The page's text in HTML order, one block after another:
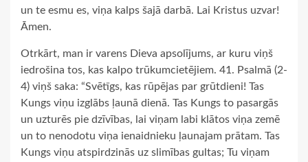
un te esmu es, viņa kalps šajā darbā. Lai Kristus uzvar!
Āmen.
Otrkārt, man ir varens Dieva apsolījums, ar kuru viņš
iedrošina tos, kas kalpo trūkumcietējiem. 41. Psalmā (2-
4) viņš saka: “Svētīgs, kas rūpējas par grūtdieni! Tas
Kungs viņu izglābs ļaunā dienā. Tas Kungs to pasargās
un uzturēs pie dzīvības, lai viņam labi klātos viņa zemē
un to nenodotu viņa ienaidnieku ļaunajam prātam. Tas
Kungs viņu atspirdzinās uz slimības gultas; Tu viņam